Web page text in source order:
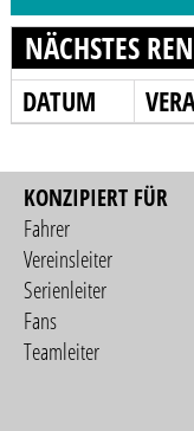
NÄCHSTES
DATUM
KONZIPIERT FÜR
Fahrer
Vereinsleiter
Serienleiter
Fans
Teamleiter